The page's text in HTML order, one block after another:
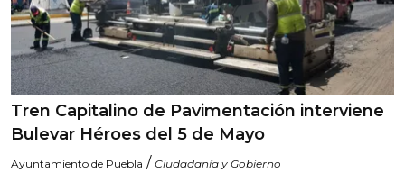
Tren Capitalino de Pavimentación interviene
Bulevar Héroes del 5 de Mayo
Ayuntamiento de Puebla / Ciudadanía y Gobierno